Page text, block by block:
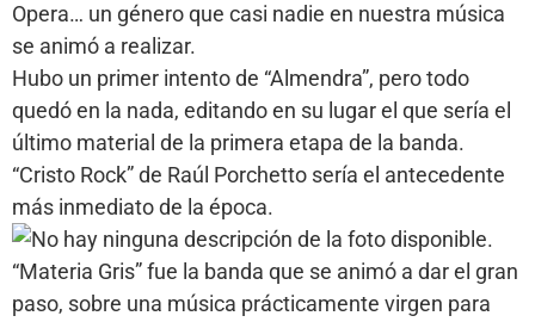
Opera… un género que casi nadie en nuestra música
se animó a realizar.
Hubo un primer intento de “Almendra”, pero todo
quedó en la nada, editando en su lugar el que sería el
último material de la primera etapa de la banda.
“Cristo Rock” de Raúl Porchetto sería el antecedente
más inmediato de la época.
“Materia Gris” fue la banda que se animó a dar el gran
paso, sobre una música prácticamente virgen para